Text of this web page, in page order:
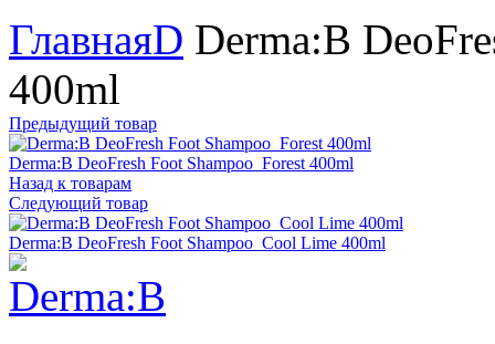
ГлавнаяD Derma:B
400ml
Предыдущий товар
Derma:B DeoFresh Foot Shampoo_Forest 400ml
Назад к товарам
Следующий товар
Derma:B DeoFresh Foot Shampoo_Cool Lime 400ml